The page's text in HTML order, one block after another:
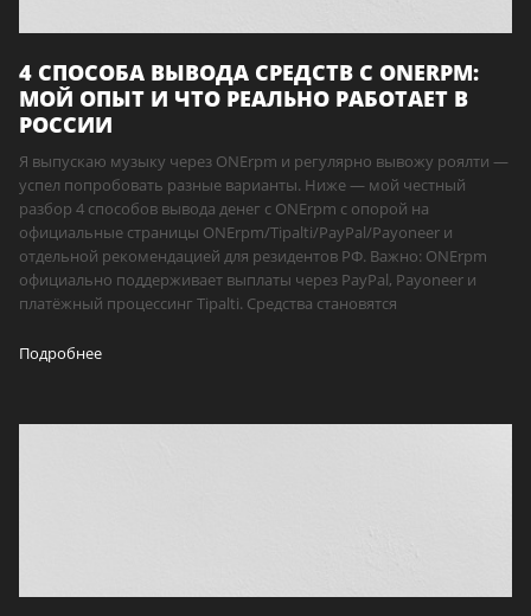
4 СПОСОБА ВЫВОДА СРЕДСТВ С ONERPM:
МОЙ ОПЫТ И ЧТО РЕАЛЬНО РАБОТАЕТ В
РОССИИ
Я выпускаю музыку через ONErpm и регулярно вывожу роялти —
успел попробовать разные варианты. Ниже — мой честный
разбор 4 способов вывода денег с ONErpm с опорой на
официальные страницы ONErpm/Tipalti/PayPal/Payoneer и
отдельной рекомендацией для резидентов РФ. Важно: ONErpm
официально поддерживает выплаты через PayPal, Payoneer и
платёжный процессинг Tipalti. Средства становятся
Подробнее